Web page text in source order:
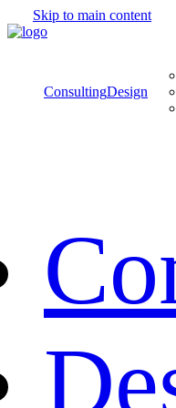
Skip to main content
ConsultingDesign